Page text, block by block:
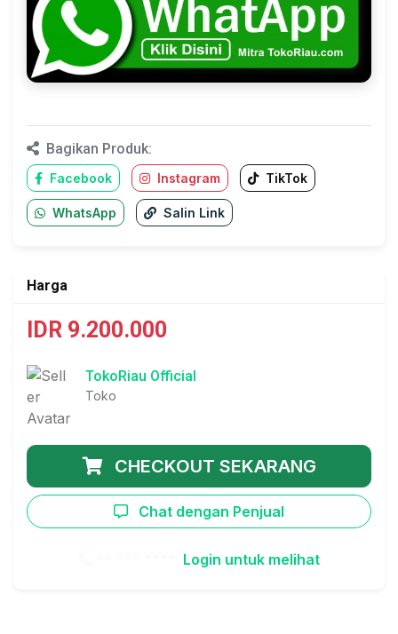
Bagikan Produk:
Facebook Instagram TikTok
WhatsApp Salin Link
Harga
IDR 9.200.000
TokoRiau Official
Toko
CHECKOUT SEKARANG
Chat dengan Penjual
Login untuk melihat